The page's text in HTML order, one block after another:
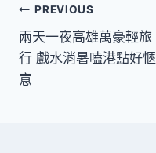
文
章
導
PREVIOUS
兩天一夜高雄萬豪輕旅
行 戲水消暑嗑港點好愜
意